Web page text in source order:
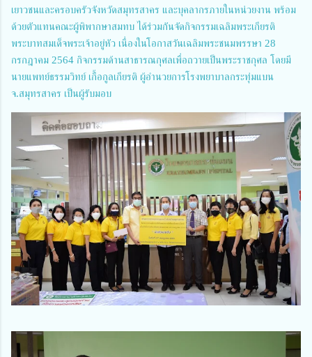
เยาวชนและครอบครัวจังหวัดสมุทรสาคร และบุคลากรภายในหน่วยงาน พร้อม
ด้วยตัวแทนคณะผู้พิพากษาสมทบ ได้ร่วมกันจัดกิจกรรมเฉลิมพระเกียรติ
พระบาทสมเด็จพระเจ้าอยู่หัว เนื่องในโอกาสวันเฉลิมพระชนมพรรษา 28
กรกฎาคม 2564 กิจกรรมด้านสาธารณกุศลเพื่อถวายเป็นพระราชกุศล โดยมี
นายแพทย์ธรรมวิทย์ เกื้อกูลเกียรติ ผู้อำนวยการโรงพยาบาลกระทุ่มแบน
จ.สมุทรสาคร เป็นผู้รับมอบ